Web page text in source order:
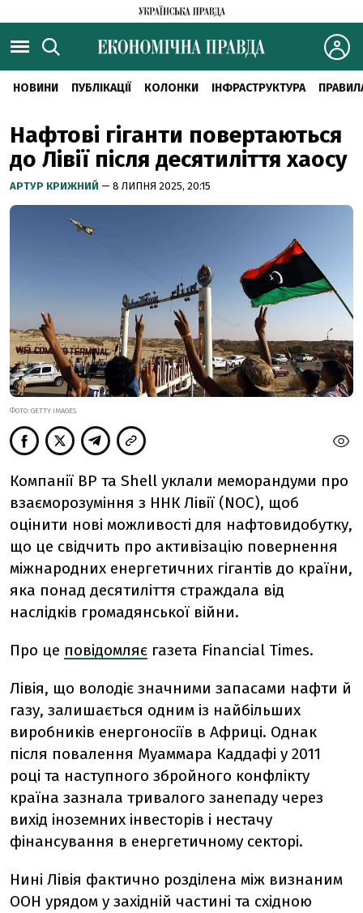
НОВИНИ ПУБЛІКАЦІЇ КОЛОНКИ ІНФРАСТРУКТУРА
Нафтові гіганти повертаються
до Лівії після десятиліття хаосу
АРТУР КРИЖНИЙ — 8 ЛИПНЯ 2025, 20:15
ФОТО: GETTY IMAGES
Компанії BP та Shell уклали меморандуми про
взаєморозуміння з ННК Лівії (NOC), щоб
оцінити нові можливості для нафтовидобутку,
що це свідчить про активізацію повернення
міжнародних енергетичних гігантів до країни,
яка понад десятиліття страждала від
наслідків громадянської війни.
Про це повідомляє газета Financial Times.
Лівія, що володіє значними запасами нафти й
газу, залишається одним із найбільших
виробників енергоносіїв в Африці. Однак
після повалення Муаммара Каддафі у 2011
році та наступного збройного конфлікту
країна зазнала тривалого занепаду через
вихід іноземних інвесторів і нестачу
фінансування в енергетичному секторі.
Нині Лівія фактично розділена між визнаним
ООН урядом у західній частині та східною